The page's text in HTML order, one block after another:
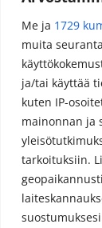
Me ja 1729
muita
ja/tai käyttää
kuten IP-
mainonnan ja
tarkoituksiin.
Reseptit
Meta
Kirjaudu